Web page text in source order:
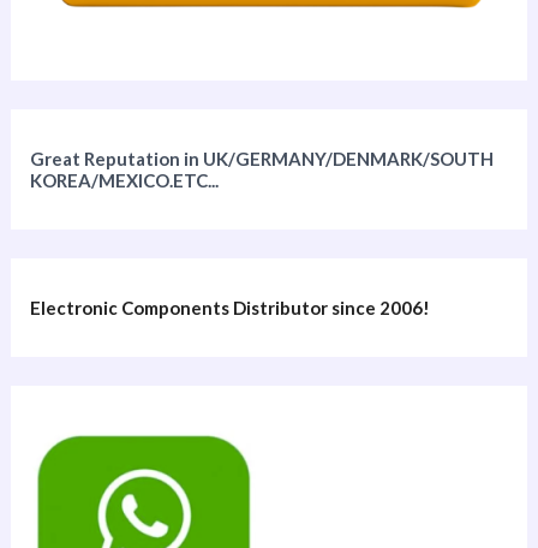
Great Reputation in UK/GERMANY/DENMARK/SOUTH
KOREA/MEXICO.ETC...
Electronic Components Distributor since 2006!